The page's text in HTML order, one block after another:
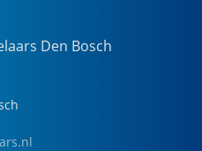
Den Bosch